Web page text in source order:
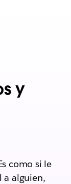
y
como si le
a alguien,